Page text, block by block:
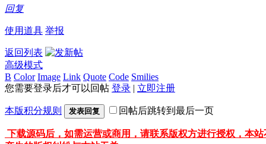
回复
使用道具 举报
返回列表
高级模式
B Color Image Link Quote Code Smilies
您需要登录后才可以回帖 登录 | 立即注册
本版积分规则 发表回复 回帖后跳转到最后一页
下载源码后，如需运营或商用，请联系版权方进行授权，本